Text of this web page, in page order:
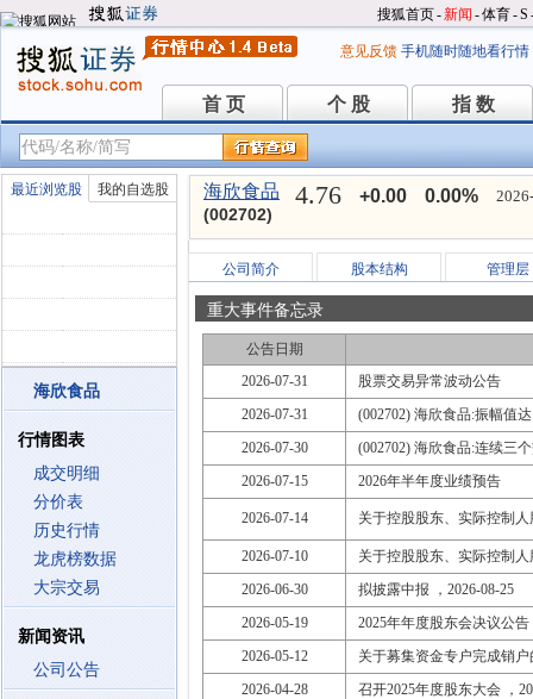
搜狐首页-新闻 -体育-S
意见反馈 手机随时随地看行情
首 页
首 页 个 股
个 股 指 数
指 数
最近浏览股 我的自选股
海欣食品
行情图表
成交明细
分价表
历史行情
龙虎榜数据
大宗交易
新闻资讯
公司公告
海欣食品
(002702)
4.76 +0.00 0.00%
公司简介 股本结构 管理层
重大事件备忘录
公告日期
2026-07-31
股票交易异常波动公告
2026-07-31
(002702) 海欣食品:振幅值
2026-07-30
(002702) 海欣食品:连续三
2026-07-15
2026年半年度业绩预告
2026-07-14 关于控股股东、实际控制
2026-07-10
关于控股股东、实际控制
2026-06-30
拟披露中报 ，2026-08-25
2026-05-19
2025年年度股东会决议公告
2026-05-12
关于募集资金专户完成销户
2026-04-28
召开2025年度股东大会 ，